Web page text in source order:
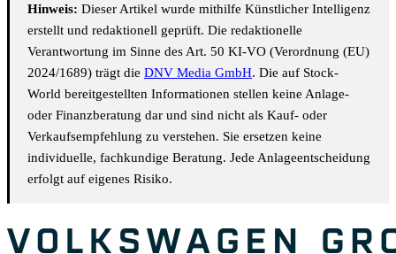
Hinweis: Dieser Artikel wurde mithilfe Künstlicher Intelligenz
erstellt und redaktionell geprüft. Die redaktionelle
Verantwortung im Sinne des Art. 50 KI-VO (Verordnung (EU)
2024/1689) trägt die DNV Media GmbH. Die auf Stock-
World bereitgestellten Informationen stellen keine Anlage-
oder Finanzberatung dar und sind nicht als Kauf- oder
Verkaufsempfehlung zu verstehen. Sie ersetzen keine
individuelle, fachkundige Beratung. Jede Anlageentscheidung
erfolgt auf eigenes Risiko.